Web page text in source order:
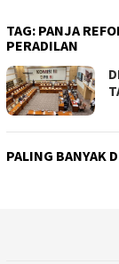
TAG: PANJA
PERADILAN
PALING BANYAK